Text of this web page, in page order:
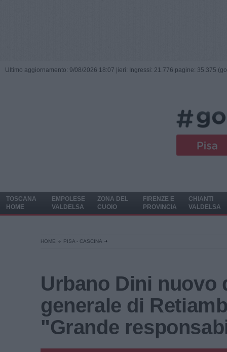
Ultimo aggiornamento: 9/08/2026 18:07 | ieri: Ingressi: 21.776 pagine: 35.375
TOSCANA
HOME
EMPOLESE
VALDELSA
ZONA DEL
CUOIO
FIRENZE E
PROVINCIA
CHIANTI
VALDELSA
HOME PISA - CASCINA
Urbano Dini nuovo
generale di
"Grande